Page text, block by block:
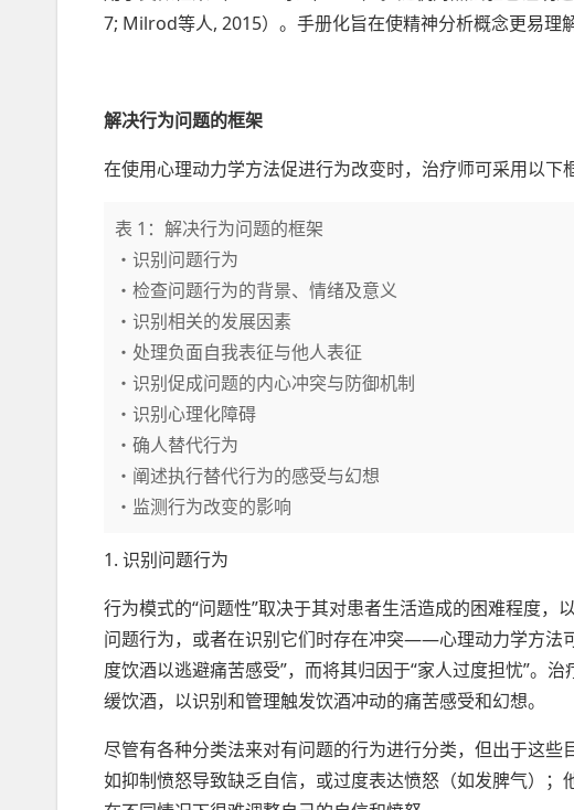
7; Milrod等人, 2015）。手册化旨在使精神分析概念更易理
解决行为问题的框架
在使用心理动力学方法促进行为改变时，治疗师可采用以下
表 1：解决行为问题的框架
・识别问题行为
・检查问题行为的背景、情绪及意义
・识别相关的发展因素
・处理负面自我表征与他人表征
・识别促成问题的内心冲突与防御机制
・识别心理化障碍
・确人替代行为
・阐述执行替代行为的感受与幻想
・监测行为改变的影响
1. 识别问题行为
行为模式的“问题性”取决于其对患者生活造成的困难程度
问题行为，或者在识别它们时存在冲突——心理动力学方法
度饮酒以逃避痛苦感受”，而将其归因于“家人过度担忧”。
缓饮酒，以识别和管理触发饮酒冲动的痛苦感受和幻想。
尽管有各种分类法来对有问题的行为进行分类，但出于这些
如抑制愤怒导致缺乏自信，或过度表达愤怒（如发脾气）